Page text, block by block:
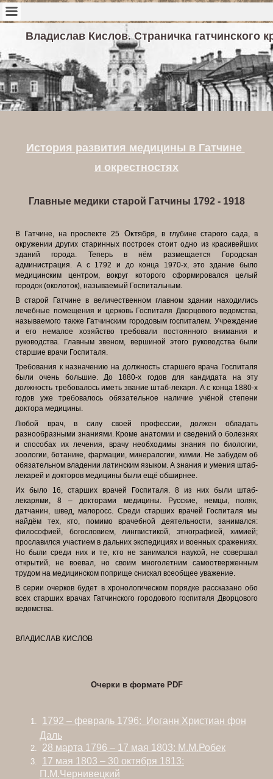
Владислав Кислов. Страничка гатчинского
История развития медицины в Гатчине
и окрестностях
Главные медики старой Гатчины 1792 - 1918
В Гатчине, на проспекте 25 Октября,
в глубине старого сада, в
окружении других старинных построек стоит одно из красивейших
зданий города. Теперь в нём размещается Городская
администрация. А с 1792 и до конца 1970-х, это здание было
медицинским центром, вокруг которого сформировался целый
городок (околоток), называемый Госпитальным.
В старой Гатчине в величественном главном здании находились
лечебные помещения и церковь Госпиталя Дворцового ведомства,
называемого также Гатчинским городовым госпиталем. Учреждение
и его немалое хозяйство требовали постоянного внимания и
руководства. Главным звеном, вершиной этого руководства были
старшие врачи Госпиталя.
Требования к назначению на должность старшего врача Госпиталя
были очень большие. До 1880-х годов для кандидата на эту
должность требовалось иметь звание штаб-лекаря. А с конца 1880-х
годов уже требовалось обязательное наличие учёной степени
доктора медицины.
Любой врач, в силу своей профессии, должен обладать
разнообразными знаниями. Кроме анатомии и сведений о болезнях
и способах их лечения, врачу необходимы знания по биологии,
зоологии, ботанике, фармации, минералогии, химии. Не забудем об
обязательном владении латинским языком. А знания и умения штаб-
лекарей и докторов медицины были ещё обширнее.
Их было 16, старших врачей Госпиталя. 8 из них были штаб-
лекарями, 8 – докторами медицины. Русские, немцы, поляк,
датчанин, швед, малоросс. Среди старших врачей Госпиталя мы
найдём тех, кто, помимо врачебной деятельности, занимался:
философией, богословием, лингвистикой, этнографией, химией;
прославился участием в дальних экспедициях и военных сражениях.
Но были среди них и те, кто не занимался наукой, не совершал
открытий, не воевал, но своим многолетним самоотверженным
трудом на медицинском поприще снискал всеобщее уважение.
В серии очерков будет в хронологическом порядке рассказано обо
всех старших врачах Гатчинского городового госпиталя Дворцового
ведомства.
ВЛАДИСЛАВ КИСЛОВ
Очерки в формате PDF
1792 – февраль 1796: Иоганн Христиан фон
Даль
28 марта 1796 – 17 мая 1803: М.М.Робек
17 мая 1803 – 30 октября 1813:
П.М.Чернивецкий